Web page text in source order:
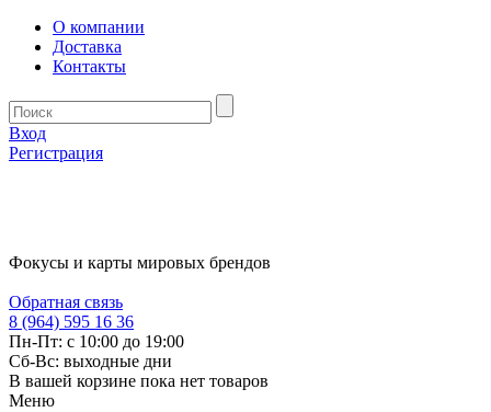
О компании
Доставка
Контакты
Вход
Регистрация
Фокусы и карты мировых брендов
Обратная связь
8 (964) 595 16 36
Пн-Пт: с 10:00 до 19:00
Сб-Вс: выходные дни
В вашей корзине пока нет товаров
Меню